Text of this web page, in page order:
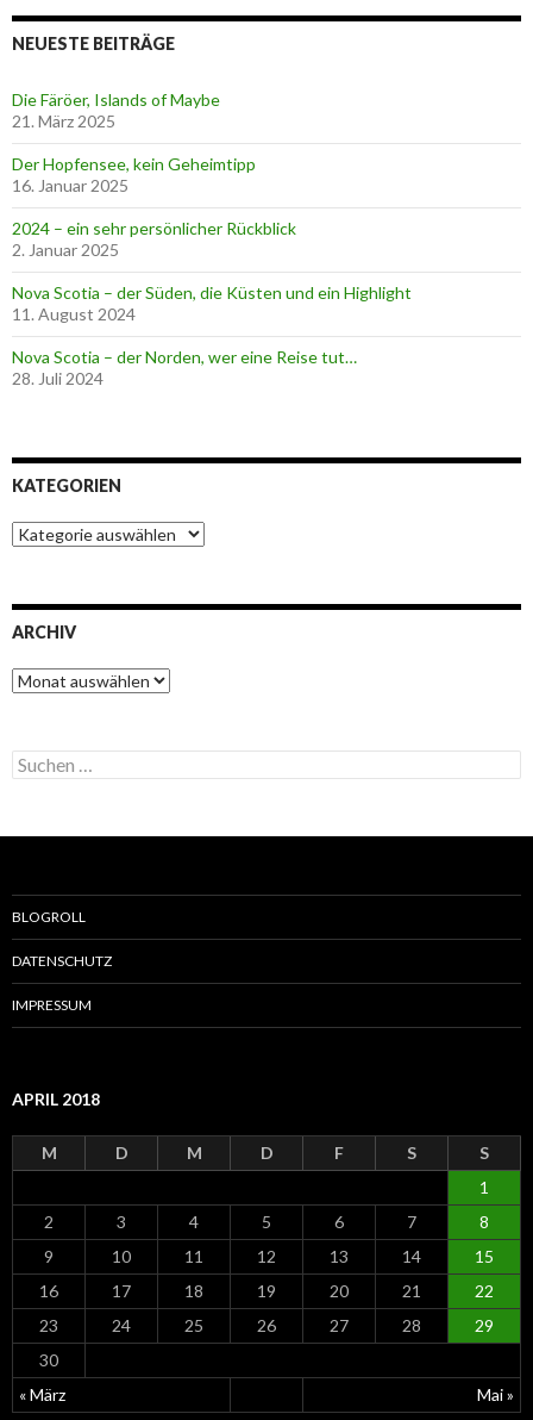
NEUESTE BEITRÄGE
Die Färöer, Islands of Maybe
21. März 2025
Der Hopfensee, kein Geheimtipp
16. Januar 2025
2024 – ein sehr persönlicher Rückblick
2. Januar 2025
Nova Scotia – der Süden, die Küsten und ein Highlight
11. August 2024
Nova Scotia – der Norden, wer eine Reise tut…
28. Juli 2024
KATEGORIEN
K
a
o
ARCHIV
A
r
v
S
u
a
h
BLOGROLL
DATENSCHUTZ
IMPRESSUM
APRIL 2018
M D M D F S S
« März Mai »
1
2
3 4 5 6 7
8
9
10 11 12 13 14
15
16
17 18 19 20 21
22
23
24 25 26 27 28
29
30